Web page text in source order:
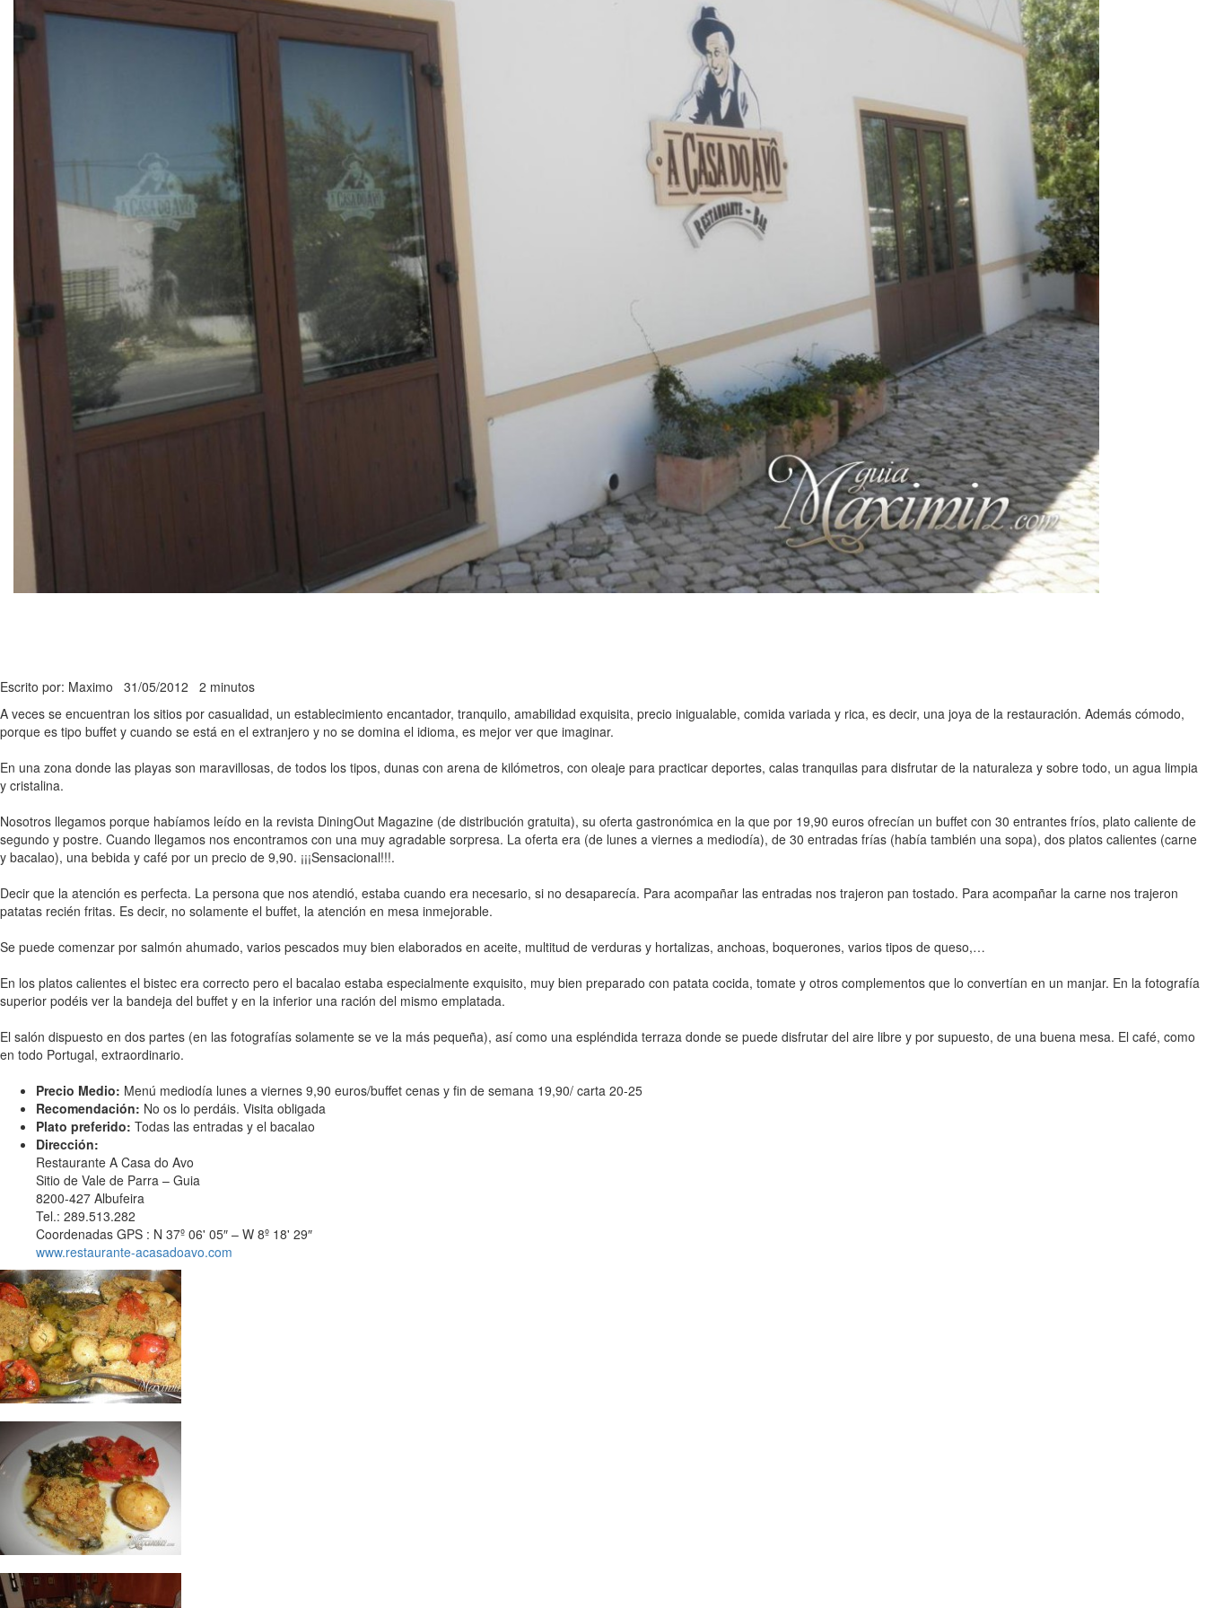
Escrito por: Maximo 31/05/2012 2 minutos
A veces se encuentran los sitios por casualidad, un establecimiento encantador, tranquilo, amabilidad exquisita, precio inigualable, comida variada y rica, es decir, una joya de la restauración. Además cómodo,
porque es tipo buffet y cuando se está en el extranjero y no se domina el idioma, es mejor ver que imaginar.
En una zona donde las playas son maravillosas, de todos los tipos, dunas con arena de kilómetros, con oleaje para practicar deportes, calas tranquilas para disfrutar de la naturaleza y sobre todo, un agua limpia
y cristalina.
Nosotros llegamos porque habíamos leído en la revista DiningOut Magazine (de distribución gratuita), su oferta gastronómica en la que por 19,90 euros ofrecían un buffet con 30 entrantes fríos, plato caliente de
segundo y postre. Cuando llegamos nos encontramos con una muy agradable sorpresa. La oferta era (de lunes a viernes a mediodía), de 30 entradas frías (había también una sopa), dos platos calientes (carne
y bacalao), una bebida y café por un precio de 9,90. ¡¡¡Sensacional!!!.
Decir que la atención es perfecta. La persona que nos atendió, estaba cuando era necesario, si no desaparecía. Para acompañar las entradas nos trajeron pan tostado. Para acompañar la carne nos trajeron
patatas recién fritas. Es decir, no solamente el buffet, la atención en mesa inmejorable.
Se puede comenzar por salmón ahumado, varios pescados muy bien elaborados en aceite, multitud de verduras y hortalizas, anchoas, boquerones, varios tipos de queso,…
En los platos calientes el bistec era correcto pero el bacalao estaba especialmente exquisito, muy bien preparado con patata cocida, tomate y otros complementos que lo convertían en un manjar. En la fotografía
superior podéis ver la bandeja del buffet y en la inferior una ración del mismo emplatada.
El salón dispuesto en dos partes (en las fotografías solamente se ve la más pequeña), así como una espléndida terraza donde se puede disfrutar del aire libre y por supuesto, de una buena mesa. El café, como
en todo Portugal, extraordinario.
Precio Medio: Menú mediodía lunes a viernes 9,90 euros/buffet cenas y fin de semana 19,90/ carta 20-25
Recomendación: No os lo perdáis. Visita obligada
Plato preferido: Todas las entradas y el bacalao
Dirección:
Restaurante A Casa do Avo
Sitio de Vale de Parra – Guia
8200-427 Albufeira
Tel.: 289.513.282
Coordenadas GPS : N 37º 06' 05″ – W 8º 18' 29″
www.restaurante-acasadoavo.com